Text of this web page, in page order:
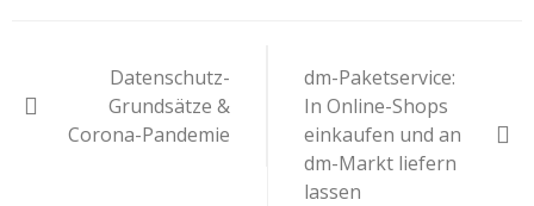
Datenschutz-
Grundsätze &
Corona-Pandemie
dm-Paketservice:
In Online-Shops
einkaufen und an
dm-Markt liefern
lassen